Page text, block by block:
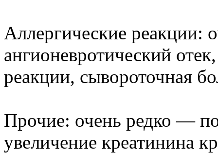
Аллергические реакции:
ангионевротический
реакции, сывороточная
Прочие: очень редко —
увеличение креатинина